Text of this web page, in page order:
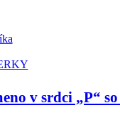
v srdci „P“